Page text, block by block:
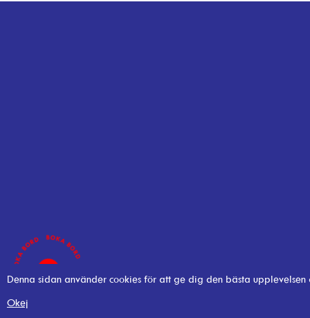
Denna sidan använder cookies för att ge dig den bästa
Okej